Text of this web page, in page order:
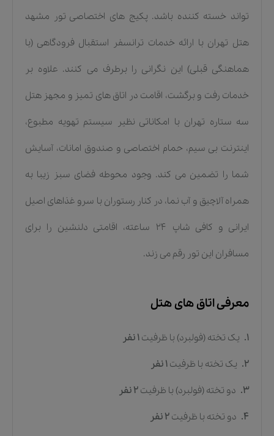
تواند خسته کننده باشد. پکیج های اختصاصی تور مشهد
هتل تهران با ارائه خدمات ترانسفر استقبال فرودگاهی (با
هماهنگی قبلی) این نگرانی را برطرف می کنند. علاوه بر
خدمات رفت و برگشت، اقامت در اتاق های تمیز و مجهز هتل
سه ستاره تهران با امکاناتی نظیر سیستم تهویه مطبوع،
اینترنت بی سیم، حمام اختصاصی و صندوق امانات، آسایش
شما را تضمین می کند. وجود محوطه فضای سبز زیبا به
همراه آلاچیق و آب نما، در کنار رستوران با سرو غذاهای اصیل
ایرانی و کافی شاپ ۲۴ ساعته، اقامتی دلنشین را برای
مسافران این تور رقم می زند.
معرفی اتاق های هتل
1. یک تخته (فولبرد) با ظرفیت 1 نفر
2. یک تخته با ظرفیت 1 نفر
3. دو تخته (فولبرد) با ظرفیت 2 نفر
4. دو تخته با ظرفیت 2 نفر